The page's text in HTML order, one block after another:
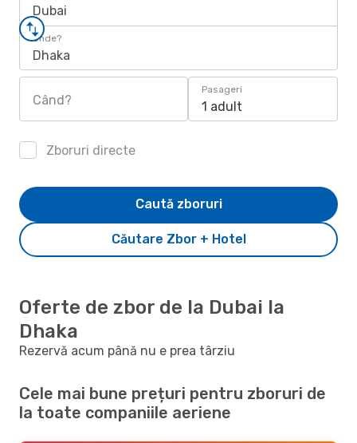
Dubai
Unde?
Dhaka
Când?
Pasageri
1 adult
Zboruri directe
Căutare Zbor + Hotel
Caută zboruri
Oferte de zbor de la Dubai la
Dhaka
Rezervă acum până nu e prea târziu
Cele mai bune prețuri pentru zboruri de
la toate companiile aeriene